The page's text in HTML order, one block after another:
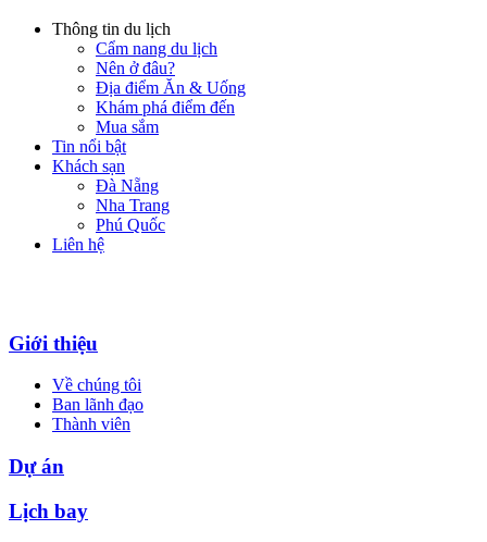
Thông tin du lịch
Cẩm nang du lịch
Nên ở đâu?
Địa điểm Ăn & Uống
Khám phá điểm đến
Mua sắm
Tin nổi bật
Khách sạn
Đà Nẵng
Nha Trang
Phú Quốc
Liên hệ
Giới thiệu
Về chúng tôi
Ban lãnh đạo
Thành viên
Dự án
Lịch bay